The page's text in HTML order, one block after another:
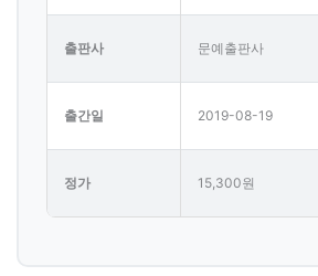
출판사 문예출판사
출간일 2019-08-19
정가 15,300원